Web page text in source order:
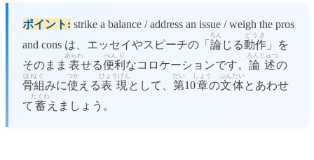
ポイント: strike a balance / address an issue / weigh the pros
and cons は、エッセイやスピーチの「 論
ろん
じる動作
どうさ
」を
そのまま 表
あらわ
せる便利
べんり
なコロケーションです。 論述
ろんじゅつ
の
骨組
ほねぐ
みに使
つか
える表現
ひょうげん
として、 第
だい
10章
しょう
の文体
ぶんたい
とあわせ
て 蓄
たくわ
えましょう。